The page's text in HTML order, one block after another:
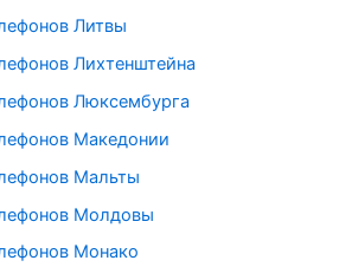
Литвы
Лихтенштейна
Люксембурга
Македонии
Мальты
Молдовы
Монако